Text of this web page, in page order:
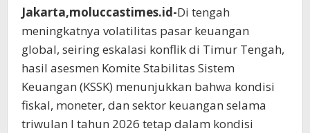
Jakarta,moluccastimes.id-Di tengah
meningkatnya volatilitas pasar keuangan
global, seiring eskalasi konflik di Timur Tengah,
hasil asesmen Komite Stabilitas Sistem
Keuangan (KSSK) menunjukkan bahwa kondisi
fiskal, moneter, dan sektor keuangan selama
triwulan I tahun 2026 tetap dalam kondisi